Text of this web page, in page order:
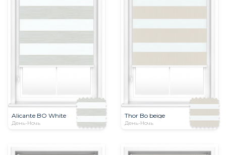
Alicante BO White
День-Ночь
Thor Bo beige
День-Ночь